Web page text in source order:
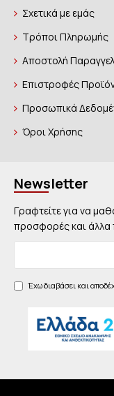
Σχετικά με εμάς
Τρόποι Πληρωμής
Αποστολή
Επιστροφές
Προσωπικά
Όροι Χρήσης
Newsletter
Γραφτείτε για να
προσφορές και άλλα
Έχω διαβάσει και